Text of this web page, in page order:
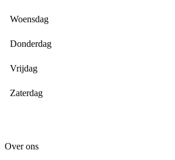
Woensdag
Donderdag
Vrijdag
Zaterdag
Over ons